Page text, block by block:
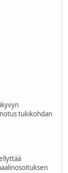
tukikohdan